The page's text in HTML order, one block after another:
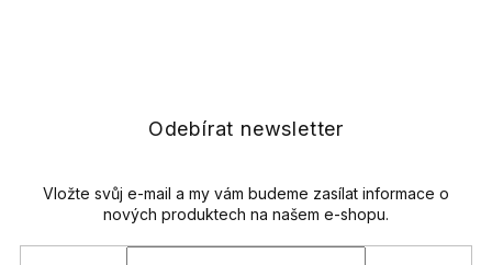
í
v
k
Odebírat newsletter
Vložte svůj e-mail a my vám budeme zasílat informace o
nových produktech na našem e-shopu.